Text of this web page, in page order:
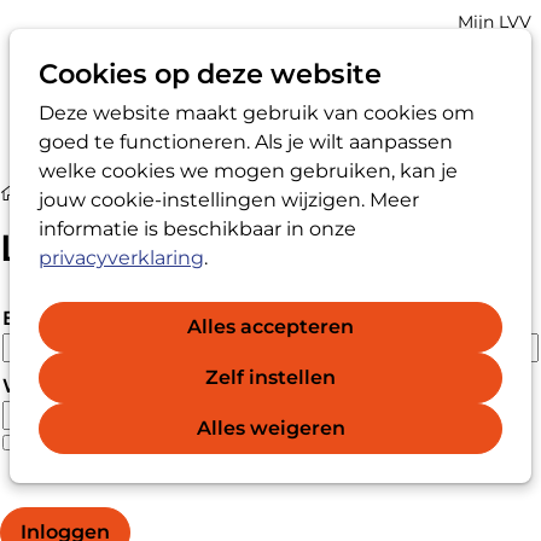
Cookies op deze website
Deze website maakt gebruik van cookies om
goed te functioneren. Als je wilt aanpassen
welke cookies we mogen gebruiken, kan je
jouw cookie-instellingen wijzigen. Meer
informatie is beschikbaar in onze
privacyverklaring.
Alles accepteren
Zelf instellen
Alles weigeren
Zoek
Account
Mijn LVV
Login
Login
E-mailadres
Wachtwoord
Wachtwoord weergeven
Wachtwoord vergeten?
Inloggen